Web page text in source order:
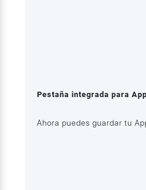
Pestaña integrada para
Ahora puedes guardar tu